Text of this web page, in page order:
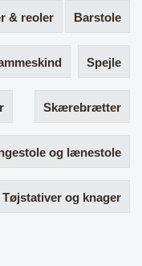
& reoler Barstole
Spejle
Skærebrætter
og lænestole
Tøjstativer og knager